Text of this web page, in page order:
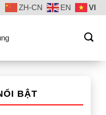
ZH-CN EN VI
BẬT